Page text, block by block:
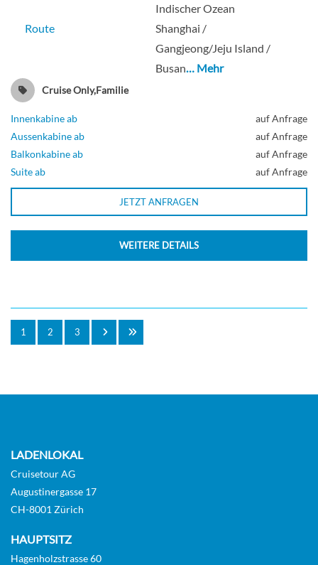
Indischer Ozean
Route
Shanghai /
Gangjeong/Jeju Island /
Busan… Mehr
Cruise Only,Familie
Innenkabine ab
auf Anfrage
Aussenkabine ab
auf Anfrage
Balkonkabine ab
auf Anfrage
Suite ab
auf Anfrage
JETZT ANFRAGEN
WEITERE DETAILS
1 2 3
LADENLOKAL
Cruisetour AG
Augustinergasse 17
CH-8001 Zürich
HAUPTSITZ
Hagenholzstrasse 60